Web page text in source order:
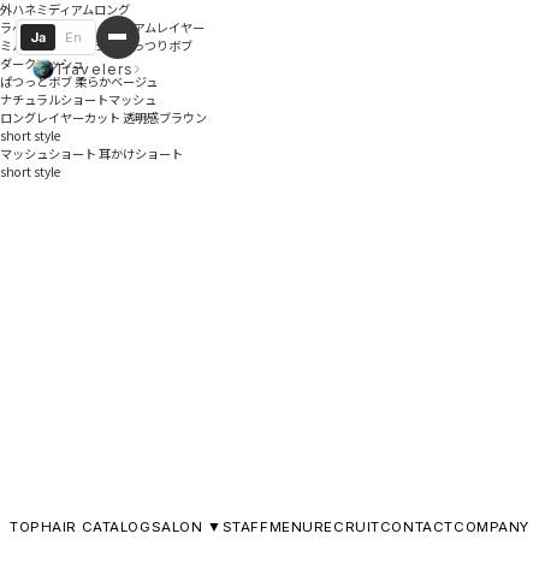
Ja En
Travelers
外ハネミディアムロング
ラベンダーカラー ミディアムレイヤー
ミルクティーベージュ ぱっつりボブ
ダークアッシュ
ぱつっとボブ 柔らかベージュ
ナチュラルショートマッシュ
ロングレイヤーカット 透明感ブラウン
short style
マッシュショート 耳かけショート
short style
TOPHAIR CATALOGSALON ▼ STAFFMENURECRUITCONTACTCOMPANY